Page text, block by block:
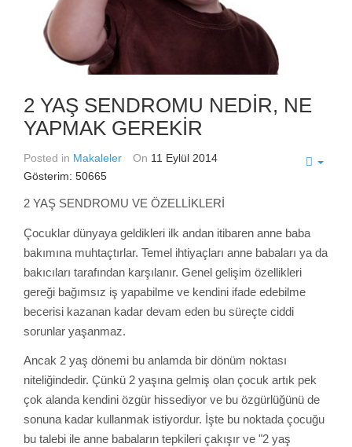
2 YAŞ SENDROMU NEDİR, NE
YAPMAK GEREKİR
Posted in Makaleler On 11 Eylül 2014
Gösterim: 50665
2 YAŞ SENDROMU VE ÖZELLİKLERİ
Çocuklar dünyaya geldikleri ilk andan itibaren anne baba
bakımına muhtaçtırlar. Temel ihtiyaçları anne babaları ya da
bakıcıları tarafından karşılanır. Genel gelişim özellikleri
gereği bağımsız iş yapabilme ve kendini ifade edebilme
becerisi kazanan kadar devam eden bu süreçte ciddi
sorunlar yaşanmaz.
Ancak 2 yaş dönemi bu anlamda bir dönüm noktası
niteliğindedir. Çünkü 2 yaşına gelmiş olan çocuk artık pek
çok alanda kendini özgür hissediyor ve bu özgürlüğünü de
sonuna kadar kullanmak istiyordur. İşte bu noktada çocuğu
bu talebi ile anne babaların tepkileri çakışır ve "2 yaş